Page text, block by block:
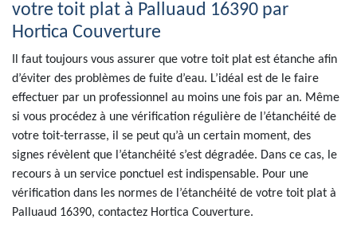
votre toit plat à Palluaud 16390 par
Hortica Couverture
Il faut toujours vous assurer que votre toit plat est étanche afin
d’éviter des problèmes de fuite d’eau. L’idéal est de le faire
effectuer par un professionnel au moins une fois par an. Même
si vous procédez à une vérification régulière de l’étanchéité de
votre toit-terrasse, il se peut qu’à un certain moment, des
signes révèlent que l’étanchéité s’est dégradée. Dans ce cas, le
recours à un service ponctuel est indispensable. Pour une
vérification dans les normes de l’étanchéité de votre toit plat à
Palluaud 16390, contactez Hortica Couverture.